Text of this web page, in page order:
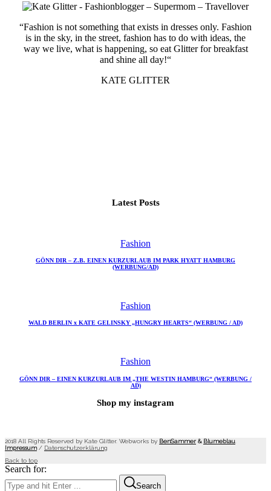
“Fashion is not something that exists in dresses only. Fashion
is in the sky, in the street, fashion has to do with ideas, the
way we live, what is happening, so eat Glitter for breakfast
and shine all day!“
KATE GLITTER
Latest Posts
Fashion
GÖNN DIR – Z.B. EINEN KURZURLAUB IM PARK HYATT HAMBURG
(WERBUNG/AD)
Fashion
WALD BERLIN x KATE GELINSKY „HUNGRY HEARTS“ (WERBUNG / AD)
Fashion
GÖNN DIR – EINEN KURZURLAUB IM „THE WESTIN HAMBURG“ (WERBUNG /
AD)
Shop my instagram
2018 All Rights Reserved by Kate Glitter. Webworks by BenSammer & Blumeblau
Impressum/ Datenschutzerklärung
Back to top
Search for:
Search